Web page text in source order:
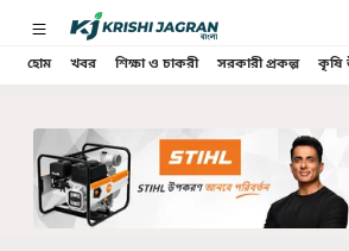
হোম খবর শিক্ষা ও চাকরী সরকারী প্রকল্প কৃষি